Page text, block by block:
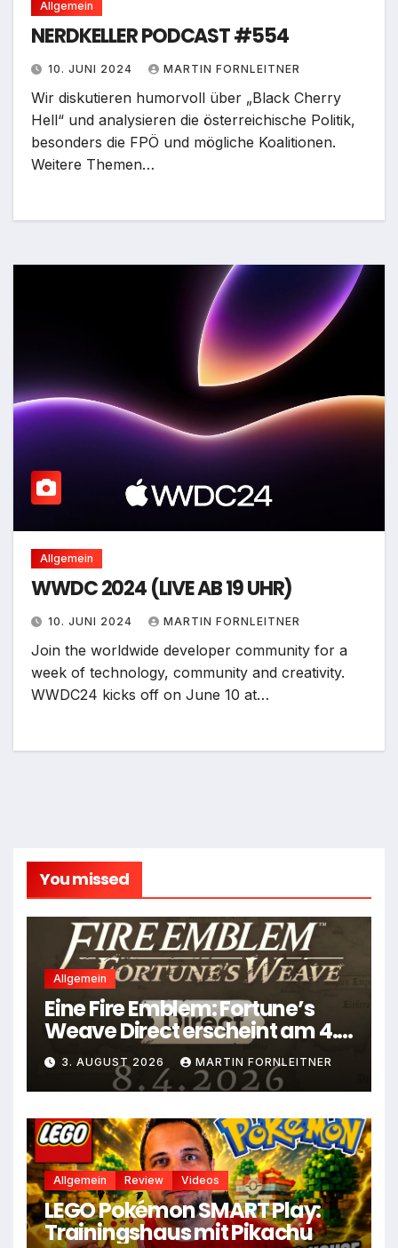
Allgemein
NERDKELLER PODCAST #554
10. JUNI 2024 MARTIN FORNLEITNER
Wir diskutieren humorvoll über „Black Cherry
Hell“ und analysieren die österreichische Politik,
besonders die FPÖ und mögliche Koalitionen.
Weitere Themen…
Allgemein
WWDC 2024 (LIVE AB 19 UHR)
10. JUNI 2024 MARTIN FORNLEITNER
Join the worldwide developer community for a
week of technology, community and creativity.
WWDC24 kicks off on June 10 at…
You missed
Allgemein
Eine Fire Emblem: Fortune’s
Weave Direct erscheint am 4.
August
3. AUGUST 2026 MARTIN FORNLEITNER
Allgemein Review Videos
LEGO Pokémon SMART Play:
Trainingshaus mit Pikachu